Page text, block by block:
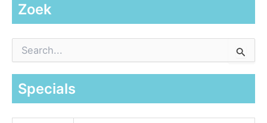
Zoek
a
Specials